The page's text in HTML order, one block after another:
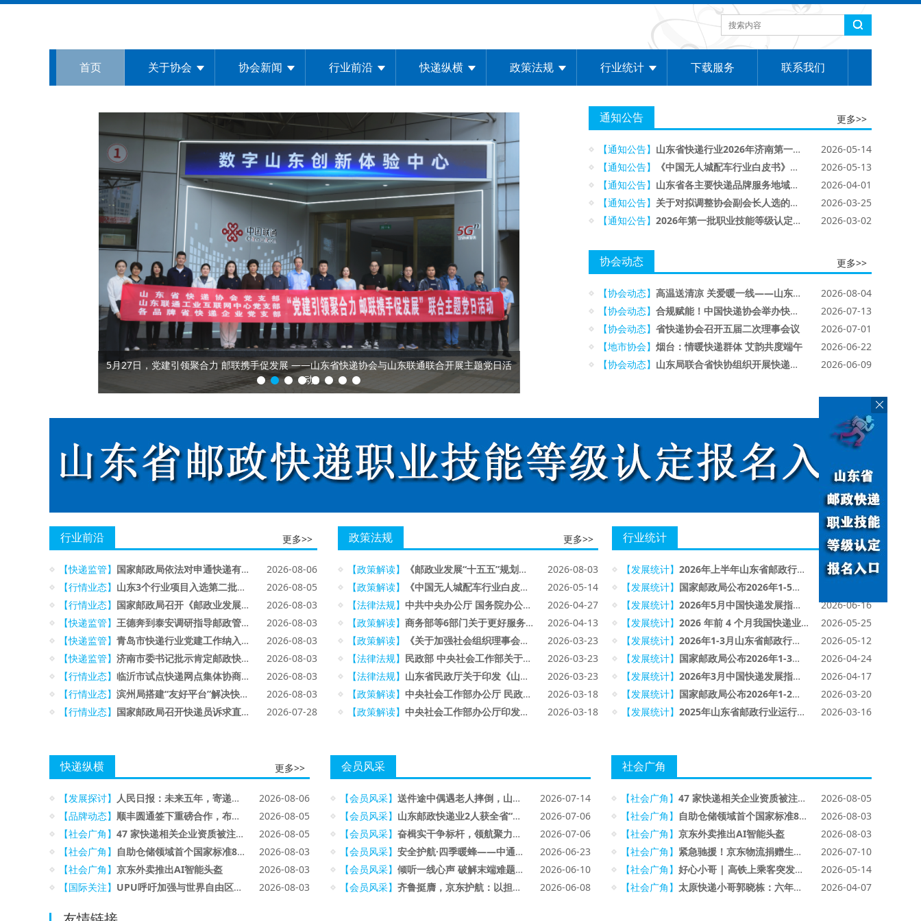
首页 关于协会 协会新闻 行业前沿 快递纵横 政策法规 行业统计 下载服务 联系我们
5月27日，党建引领聚合力 邮联携手促发展 ——山东省快递协会与山东联通联合开展主题党日活
动
通知公告 更多>>
【通知公告】 山东省快递行业2026年济南第一批职业技能等级认定考试通知
2026-05-14
【通知公告】
《中国无人城配车行业白皮书》发布
2026-05-13
【通知公告】 山东省各主要快递品牌服务地域范围公示表（2026年2季度）
2026-04-01
【通知公告】 关于对拟调整协会副会长人选的公示
2026-03-25
【通知公告】 2026年第一批职业技能等级认定报名通知 2026-03-02
协会动态 更多>>
【协会动态】 高温送清凉 关爱暖一线——山东局联合省快递协会开展关爱快递员慰问活动
2026-08-04
【协会动态】 合规赋能！中国快递协会举办快递业合规专题培训会，有效助力企业化解经营风险
2026-07-13
【协会动态】 省快递协会召开五届二次理事会议
2026-07-01
【地市协会】 烟台：情暖快递群体 艾韵共度端午
2026-06-22
【协会动态】 山东局联合省快协组织开展快递员热射病防治与急救实操培训 2026-06-09
行业前沿 更多>>
【快递监管】 国家邮政局依法对申通快递有限公司立案调查
2026-08-06
【行情业态】 山东3个行业项目入选第二批快递业服务制造业典型案例
2026-08-05
【行情业态】 国家邮政局召开《邮政业发展“十五五”规划》宣贯实施工作电视电话会议
2026-08-03
【快递监管】 王德奔到泰安调研指导邮政管理工作
2026-08-03
【快递监管】 青岛市快递行业党建工作纳入市委书记抓基层党建突破项目
2026-08-03
【快递监管】 济南市委书记批示肯定邮政快递服务质量提升工作
2026-08-03
【行情业态】 临沂市试点快递网点集体协商新模式
2026-08-03
【行情业态】 滨州局搭建“友好平台”解决快递员困难诉求
2026-08-03
【行情业态】 国家邮政局召开快递员诉求直通车试点经验总结交流暨建立快递企业党组织全覆盖联系机制任务部署会 2026-07-28
政策法规 更多>> 行业统计 更多>>
【政策解读】 《邮政业发展“十五五”规划》出台 构建与中国式现代化相适应的寄递物流体系
2026-08-03
【政策解读】
《中国无人城配车行业白皮书》发布
2026-05-14
【法律法规】 中共中央办公厅 国务院办公厅关于加强新就业群体服务管理的意见
2026-04-27
【政策解读】 商务部等6部门关于更好服务实体经济 推进电子商务高质量发展的指导意见
2026-04-13
【政策解读】
《关于加强社会组织理事会建设的意见》解读
2026-03-23
【法律法规】 民政部 中央社会工作部关于印发《关于加强社会组织理事会建设的意见》的通知
2026-03-23
【法律法规】 山东省民政厅关于印发《山东省社会组织年度检查实施办法》的通知
2026-03-23
【政策解读】 中央社会工作部办公厅 民政部办公厅联合印发《行业协会商会名誉职务设立管理办法（试行）》
2026-03-18
【政策解读】 中央社会工作部办公厅印发《全国性行业协会商会负责人退出办法（试行）》 2026-03-18
【发展统计】 2026年上半年山东省邮政行业运行情况
2026-08-05
【发展统计】 国家邮政局公布2026年1-5月邮政行业运行情况
【发展统计】 2026年5月中国快递发展指数报告
2026-06-16
【发展统计】 2026 年前 4 个月我国快递业务量累计完成 645.7 亿件，同比增长 5.1%
2026-05-25
【发展统计】 2026年1-3月山东省邮政行业运行情况
2026-05-12
【发展统计】 国家邮政局公布2026年1-3月邮政行业运行情况
2026-04-24
【发展统计】 2026年3月中国快递发展指数报告
2026-04-17
【发展统计】 国家邮政局公布2026年1-2月邮政行业运行情况
2026-03-20
【发展统计】 2025年山东省邮政行业运行情况 2026-03-16
快递纵横 更多>> 会员风采 社会广角
【发展探讨】 人民日报：未来五年，寄递网如何由大到强
2026-08-06
【品牌动态】 顺丰圆通签下重磅合作，布局未来30年快递基础设施
2026-08-05
【社会广角】 47 家快递相关企业资质被注销，释放什么监管信号？
2026-08-05
【社会广角】 自助仓储领域首个国家标准8月1日起实施
2026-08-03
【社会广角】 京东外卖推出AI智能头盔
2026-08-03
【国际关注】 UPU呼吁加强与世界自由区组织合作 2026-08-03
【会员风采】 送件途中偶遇老人摔倒，山东圆通小哥出手援救
2026-07-14
【会员风采】 山东邮政快递业2人获全省“两优一先”表彰
2026-07-06
【会员风采】 奋楫实干争标杆，领航聚力创优绩——记济南市高新区“两优一先”获得者山东京东张猛同志先进事迹
2026-07-06
【会员风采】 安全护航·四季暖蜂——中通快递山东管理中心组织开展2026 年安全生产月应急救援培训
2026-06-23
【会员风采】 倾听一线心声 破解末端难题｜中通快递山东管理中心召开济南一片区快递员权益保障恳谈会
2026-06-10
【会员风采】 齐鲁挺膺，京东护航：以担当之姿，助万千学子圆梦今夏 2026-06-08
【社会广角】 47 家快递相关企业资质被注销，释放什么监管信号？
2026-08-05
【社会广角】 自助仓储领域首个国家标准8月1日起实施
2026-08-03
【社会广角】 京东外卖推出AI智能头盔
2026-08-03
【社会广角】 紧急驰援！京东物流捐赠生活急需物资，送往广西南宁洪涝灾区
2026-07-10
【社会广角】 好心小哥 | 高铁上乘客突发晕厥，圆通员工出手相救
2026-05-14
【社会广角】 太原快递小哥郭晓栋：六年坚守，用奔跑传递城市温度 2026-04-07